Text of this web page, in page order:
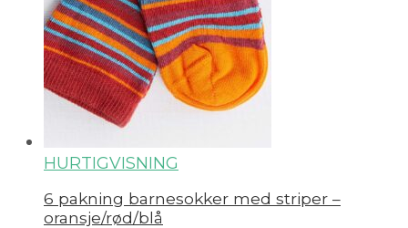
HURTIGVISNING
6 pakning barnesokker med striper –
oransje/rød/blå